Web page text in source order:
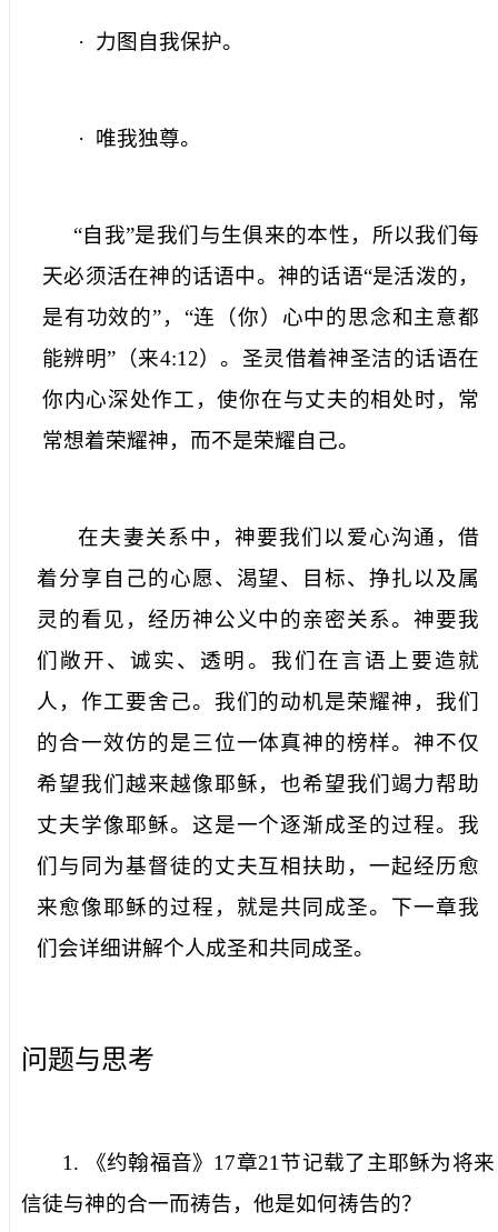
· 力图自我保护。
· 唯我独尊。
“自我”是我们与生俱来的本性，所以我们每
天必须活在神的话语中。神的话语“是活泼的，
是有功效的”，“连（你）心中的思念和主意都
能辨明”（来4:12）。圣灵借着神圣洁的话语在
你内心深处作工，使你在与丈夫的相处时，常
常想着荣耀神，而不是荣耀自己。
在夫妻关系中，神要我们以爱心沟通，借
着分享自己的心愿、渴望、目标、挣扎以及属
灵的看见，经历神公义中的亲密关系。神要我
们敞开、诚实、透明。我们在言语上要造就
人，作工要舍己。我们的动机是荣耀神，我们
的合一效仿的是三位一体真神的榜样。神不仅
希望我们越来越像耶稣，也希望我们竭力帮助
丈夫学像耶稣。这是一个逐渐成圣的过程。我
们与同为基督徒的丈夫互相扶助，一起经历愈
来愈像耶稣的过程，就是共同成圣。下一章我
们会详细讲解个人成圣和共同成圣。
问题与思考
1. 《约翰福音》 17章21 节记载了主耶稣为将来
信徒与神的合一而祷告，他是如何祷告的？